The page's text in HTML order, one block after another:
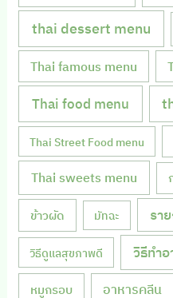
thai dessert menu
Thai famous menu
Thai food menu
Thai Street Food menu
Thai sweets menu
ข้าวผัด มัทฉะ รา
วิธีดูแลสุขภาพดี วิธีทำอ
หมูกรอบ อาหารคลีน